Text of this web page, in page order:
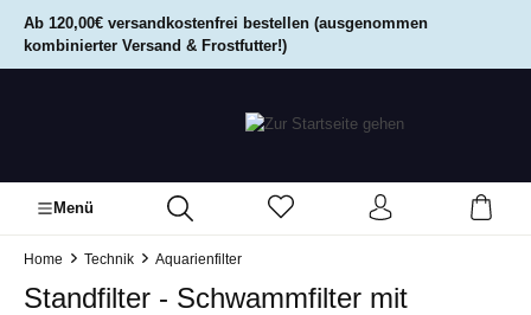
springen
Ab 120,00€ versandkostenfrei bestellen (ausgenommen
kombinierter Versand & Frostfutter!)
Menü
Home Technik Aquarienfilter
Standfilter - Schwammfilter mit